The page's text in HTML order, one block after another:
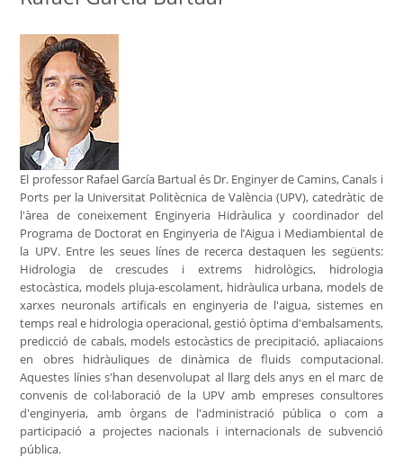
El professor Rafael García Bartual és Dr. Enginyer de Camins, Canals i
Ports per la Universitat Politècnica de València (UPV), catedràtic de
l'àrea de coneixement Enginyeria Hidràulica y coordinador del
Programa de Doctorat en Enginyeria de l’Aigua i Mediambiental de
la UPV. Entre les seues línes de recerca destaquen les següents:
Hidrologia de crescudes i extrems hidrològics, hidrologia
estocàstica, models pluja-escolament, hidràulica urbana, models de
xarxes neuronals artificals en enginyeria de l'aigua, sistemes en
temps real e hidrologia operacional, gestió òptima d'embalsaments,
predicció de cabals, models estocàstics de precipitació, apliacaions
en obres hidràuliques de dinàmica de fluids computacional.
Aquestes línies s'han desenvolupat al llarg dels anys en el marc de
convenis de col·laboració de la UPV amb empreses consultores
d'enginyeria, amb òrgans de l'administració pública o com a
participació a projectes nacionals i internacionals de subvenció
pública.